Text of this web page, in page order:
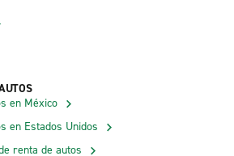
en México
en Estados Unidos
renta de autos